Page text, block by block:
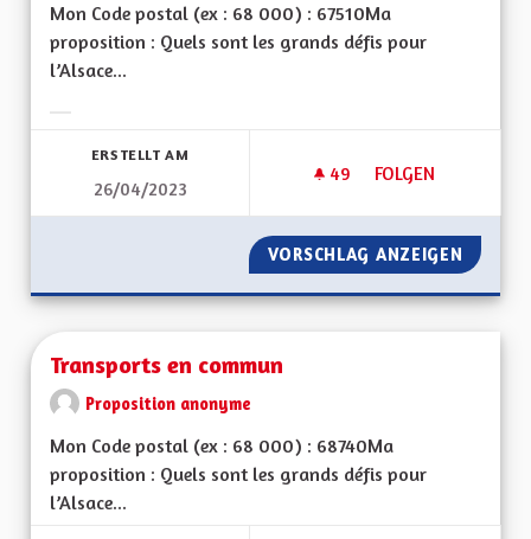
Mon Code postal (ex : 68 000) : 67510Ma
proposition : Quels sont les grands défis pour
l’Alsace...
ERSTELLT AM
26/04/2023
49 49 FOLLOWER
FOLGEN
RENFORCEMENT
VORSCHLAG ANZEIGEN
Transports en commun
Proposition anonyme
Mon Code postal (ex : 68 000) : 68740Ma
proposition : Quels sont les grands défis pour
l’Alsace...